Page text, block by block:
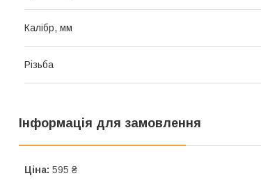
Калібр, мм
Різьба
Інформація для замовлення
Ціна: 595 ₴